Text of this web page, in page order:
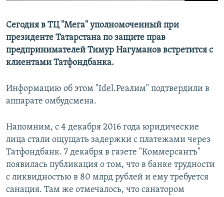
Все сайты РСЕ/РС
Сегодня в ТЦ "Мега" уполномоченный при
президенте Татарстана по защите прав
предпринимателей Тимур Нагуманов встретится с
клиентами Татфондбанка.
Информацию об этом "Idel.Реалим" подтвердили в
аппарате омбудсмена.
Напомним, с 4 декабря 2016 года юридические
лица стали ощущать задержки с платежами через
Татфондбанк. 7 декабря в газете "Коммерсантъ"
появилась публикация о том, что в банке трудности
с ликвидностью в 80 млрд рублей и ему требуется
санация. Там же отмечалось, что санатором